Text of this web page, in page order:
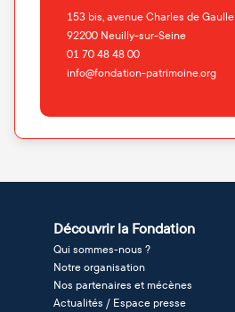
153 bis, avenue Charles de Gaulle
92200 Neuilly-sur-Seine
01 70 48 48 00
info@fondation-patrimoine.org
Découvrir la Fondation
Qui sommes-nous ?
Notre organisation
Nos partenaires et mécènes
Actualités / Espace presse